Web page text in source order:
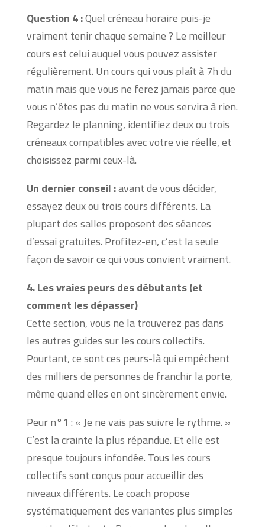
Question 4 :Quel créneau horaire puis-je
vraiment tenir chaque semaine ? Le meilleur
cours est celui auquel vous pouvez assister
régulièrement. Un cours qui vous plaît à 7h du
matin mais que vous ne ferez jamais parce que
vous n’êtes pas du matin ne vous servira à rien.
Regardez le planning, identifiez deux ou trois
créneaux compatibles avec votre vie réelle, et
choisissez parmi ceux-là.
Un dernier conseil :avant de vous décider,
essayez deux ou trois cours différents. La
plupart des salles proposent des séances
d’essai gratuites. Profitez-en, c’est la seule
façon de savoir ce qui vous convient vraiment.
4. Les vraies peurs des débutants (et
comment les dépasser)
Cette section, vous ne la trouverez pas dans
les autres guides sur les cours collectifs.
Pourtant, ce sont ces peurs-là qui empêchent
des milliers de personnes de franchir la porte,
même quand elles en ont sincèrement envie.
Peur n°1 : « Je ne vais pas suivre le rythme. »
C’est la crainte la plus répandue. Et elle est
presque toujours infondée. Tous les cours
collectifs sont conçus pour accueillir des
niveaux différents. Le coach propose
systématiquement des variantes plus simples